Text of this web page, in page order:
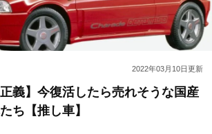
2022年03月10日更新
正義】今復活したら売れそうな国産
ち【推し車】